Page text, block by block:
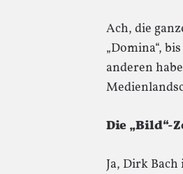
Ach, die
„Domina“,
anderen
Die „Bild“-
Ja, Dirk